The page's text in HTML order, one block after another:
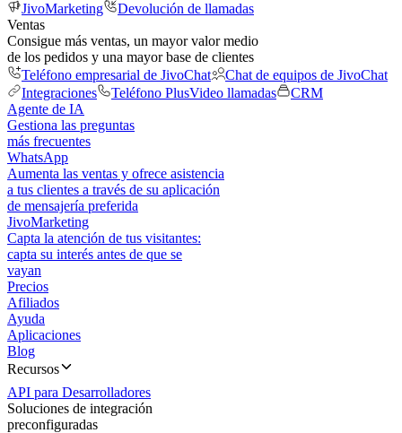
JivoMarketing
Devolución de llamadas
Ventas
Consigue más ventas, un mayor valor medio
de los pedidos y una mayor base de clientes
Teléfono empresarial de JivoChat
Chat de equipos de JivoChat
Integraciones
Teléfono PlusVideo llamadas
CRM
Agente de IA
Gestiona las preguntas
más frecuentes
WhatsApp
Aumenta las ventas y ofrece asistencia
a tus clientes a través de su aplicación
de mensajería preferida
JivoMarketing
Capta la atención de tus visitantes:
capta su interés antes de que se
vayan
Precios
Afiliados
Ayuda
Aplicaciones
Blog
Recursos
API para Desarrolladores
Soluciones de integración
preconfiguradas